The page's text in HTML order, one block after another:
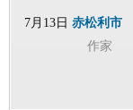
7月13日 赤松利市
作家